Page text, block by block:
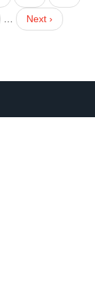
面
面
下
一
Next ›